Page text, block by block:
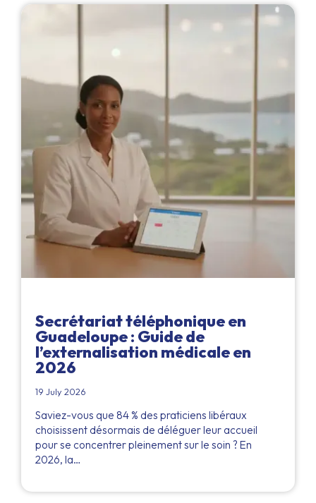
Secrétariat téléphonique en
Guadeloupe : Guide de
l’externalisation médicale en
2026
19 July 2026
Saviez-vous que 84 % des praticiens libéraux
choisissent désormais de déléguer leur accueil
pour se concentrer pleinement sur le soin ? En
2026, la…